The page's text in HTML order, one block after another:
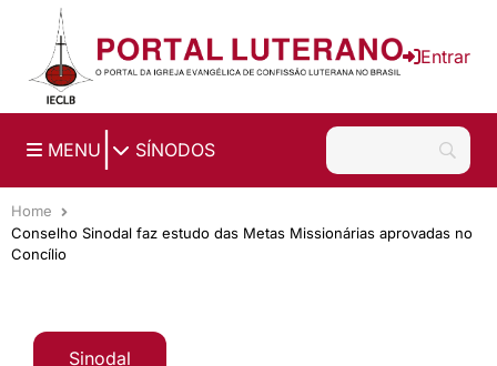
Ir para o conteúdo principal
Entrar
MENU SÍNODOS
Home
Conselho Sinodal faz estudo das Metas Missionárias aprovadas no
Concílio
Sinodal